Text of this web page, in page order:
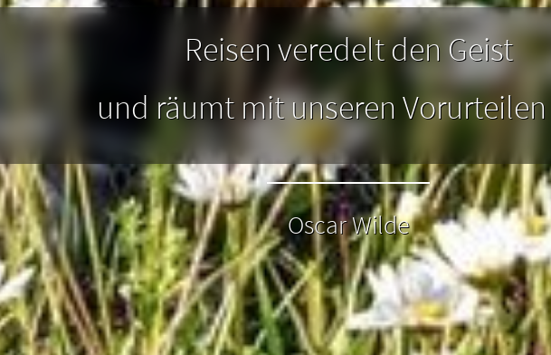
Reisen veredelt den Geist
und räumt mit unseren
Oscar Wilde